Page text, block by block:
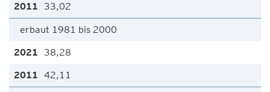
33,02
erbaut 1981 bis 2000
38,28
42,11